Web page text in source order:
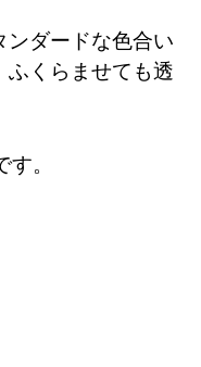
ンダードな色合い
くらませても透
。